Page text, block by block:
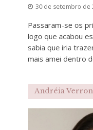
30 de setembro de
Passaram-se os
logo que acabou
sabia que iria
mais amei dentro
Andréia